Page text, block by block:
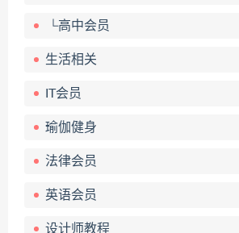
└高中会员
生活相关
IT会员
瑜伽健身
法律会员
英语会员
设计师教程